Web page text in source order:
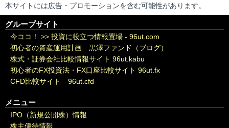
本サイトには広告・プロモーションを含む可能性があります。
グループサイト
今ココ！ >> 投資に役立つ情報置場 - 96ut.com
初心者の資産運用計画 黒澤ファンド（ブログ）
株式・証券会社比較情報サイト 96ut.kabu
初心者のFX投資法・FX口座比較サイト 96ut.fx
CFD比較サイト 96ut.cfd
メニュー
IPO（新規公開株）情報
株主優待情報